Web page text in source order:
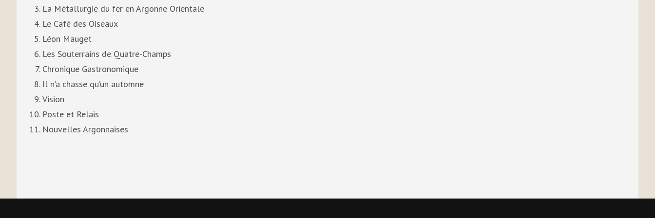
La Métallurgie du fer en Argonne Orientale
Le Café des Oiseaux
Léon Mauget
Les Souterrains de Quatre-Champs
Chronique Gastronomique
Il n’a chasse qu’un automne
Vision
Poste et Relais
Nouvelles Argonnaises